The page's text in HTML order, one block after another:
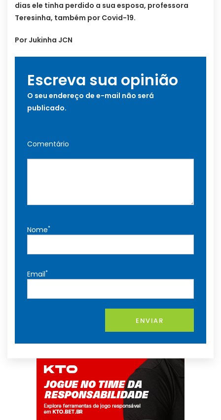
dias ele tinha perdido a sua esposa, professora
Teresinha, também por Covid-19.
Por Jukinha JCN
Escreva sua opinião
O seu endereço de e-mail não será
publicado.
Comentário
Nome*
Email*
ENVIAR